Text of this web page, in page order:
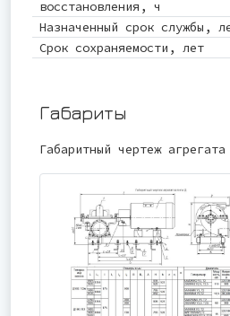
восстановления, ч
Назначенный срок службы,
Срок сохраняемости, лет
Габариты
Габаритный чертеж агрегата